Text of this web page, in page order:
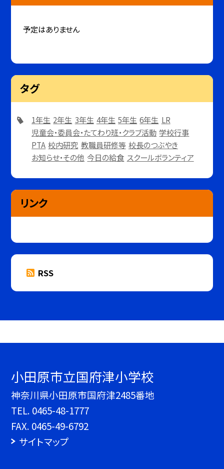
予定はありません
タグ
1年生 2年生 3年生 4年生 5年生 6年生 LR
児童会・委員会・たてわり班・クラブ活動 学校行事
PTA 校内研究 教職員研修等 校長のつぶやき
お知らせ・その他 今日の給食 スクールボランティア
リンク
RSS
小田原市立国府津小学校
神奈川県小田原市国府津2485番地
TEL. 0465-48-1777
FAX. 0465-49-6792
サイトマップ